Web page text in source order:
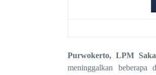
Purwokerto, LPM Saka
meninggalkan beberapa